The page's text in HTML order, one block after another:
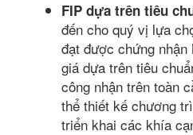
FIP dựa trên tiêu
đến cho quý vị lựa
đạt được chứng
giá dựa trên tiêu
công nhận trên toàn
thể thiết kế chương
triển khai các khía